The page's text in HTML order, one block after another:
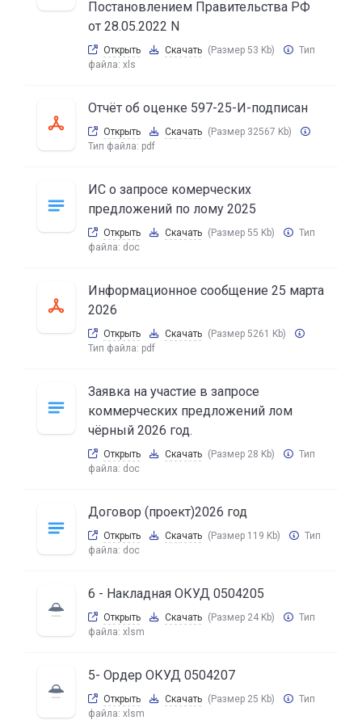
Постановлением Правительства РФ
от 28.05.2022 N
Открыть Скачать (Размер 53 Kb)
Тип
файла: xls
Отчёт об оценке 597-25-И-подписан
Открыть Скачать (Размер 32567 Kb)
Тип файла: pdf
ИС о запросе комерческих
предложений по лому 2025
Открыть Скачать (Размер 55 Kb)
Тип
файла: doc
Информационное сообщение 25 марта
2026
Открыть Скачать (Размер 5261 Kb)
Тип файла: pdf
Заявка на участие в запросе
коммерческих предложений лом
чёрный 2026 год.
Открыть Скачать (Размер 28 Kb)
Тип
файла: doc
Договор (проект)2026 год
Открыть Скачать (Размер 119 Kb)
Тип
файла: doc
6 - Накладная ОКУД 0504205
Открыть Скачать (Размер 24 Kb)
Тип
файла: xlsm
5- Ордер ОКУД 0504207
Открыть Скачать (Размер 25 Kb)
Тип
файла: xlsm